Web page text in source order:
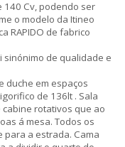
140 Cv, podendo ser
o modelo da Itineo
RAPIDO de fabrico
sinónimo de qualidade e
duche em espaços
de 136lt . Sala
rotativos que ao
á mesa. Todos os
a estrada. Cama